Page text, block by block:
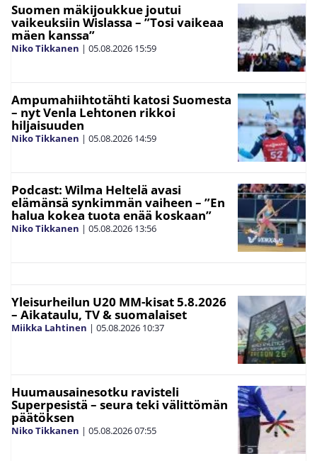
Suomen mäkijoukkue joutui
vaikeuksiin Wislassa – ”Tosi vaikeaa
mäen kanssa”
Niko Tikkanen | 05.08.2026 15:59
Ampumahiihtotähti katosi Suomesta
– nyt Venla Lehtonen rikkoi
hiljaisuuden
Niko Tikkanen | 05.08.2026 14:59
Podcast: Wilma Heltelä avasi
elämänsä synkimmän vaiheen – ”En
halua kokea tuota enää koskaan”
Niko Tikkanen | 05.08.2026 13:56
Yleisurheilun U20 MM-kisat 5.8.2026
– Aikataulu, TV & suomalaiset
Miikka Lahtinen | 05.08.2026 10:37
Huumausainesotku ravisteli
Superpesistä – seura teki välittömän
päätöksen
Niko Tikkanen | 05.08.202607:55